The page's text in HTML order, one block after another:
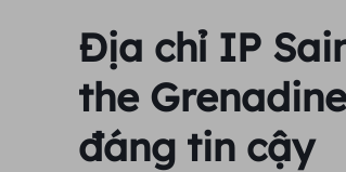
Địa chỉ IP
the
đáng tin cậy